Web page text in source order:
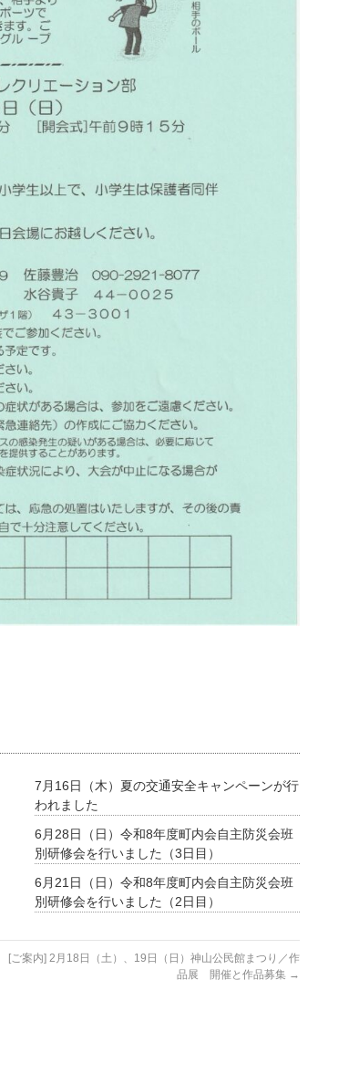
7月16日（木）夏の交通安全キャンペーンが行
われました
6月28日（日）令和8年度町内会自主防災会班
別研修会を行いました（3日目）
6月21日（日）令和8年度町内会自主防災会班
別研修会を行いました（2日目）
[ご案内] 2月18日（土）、19日（日）神山公民館まつり／作
品展 開催と作品募集 →